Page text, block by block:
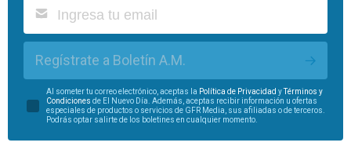
Regístrate a Boletín A.M.
Al someter tu correo electrónico, aceptas la Política de Privacidad yTérminos y
Condiciones de El Nuevo Día. Además, aceptas recibir información u ofertas
especiales de productos o servicios de GFR Media, sus afiliadas o de terceros.
Podrás optar salirte de los boletines en cualquier momento.